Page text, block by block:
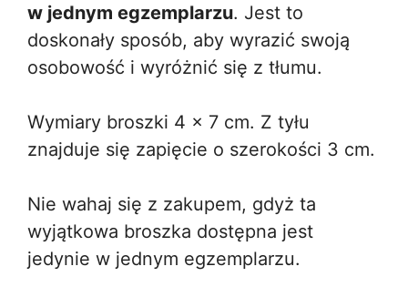
w jednym egzemplarzu. Jest to
doskonały sposób, aby wyrazić swoją
osobowość i wyróżnić się z tłumu.
Wymiary broszki 4 x 7 cm. Z tyłu
znajduje się zapięcie o szerokości 3 cm.
Nie wahaj się z zakupem, gdyż ta
wyjątkowa broszka dostępna jest
jedynie w jednym egzemplarzu.